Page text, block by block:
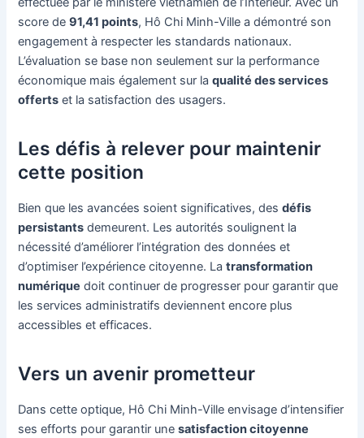
score de91,41 points, Hô Chi Minh-Ville a démontré son
engagement à respecter les standards nationaux.
L’évaluation se base non seulement sur la performance
économique mais également sur laqualité des services
offerts et la satisfaction des usagers.
Les défis à relever pour maintenir
cette position
Bien que les avancées soient significatives, desdéfis
persistants demeurent. Les autorités soulignent la
nécessité d’améliorer l’intégration des données et
d’optimiser l’expérience citoyenne. Latransformation
numérique doit continuer de progresser pour garantir que
les services administratifs deviennent encore plus
accessibles et efficaces.
Vers un avenir prometteur
Dans cette optique, Hô Chi Minh-Ville envisage d’intensifier
ses efforts pour garantir unesatisfaction citoyenne